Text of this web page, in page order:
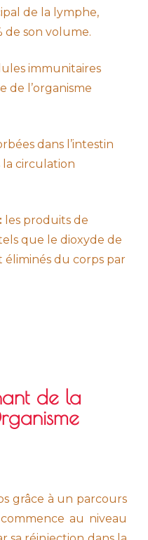
de la lymphe,
de son volume.
immunitaires
de l’organisme
dans l’intestin
circulation
les produits de
que le dioxyde de
éliminés du corps par
de la
grâce à un parcours
au niveau